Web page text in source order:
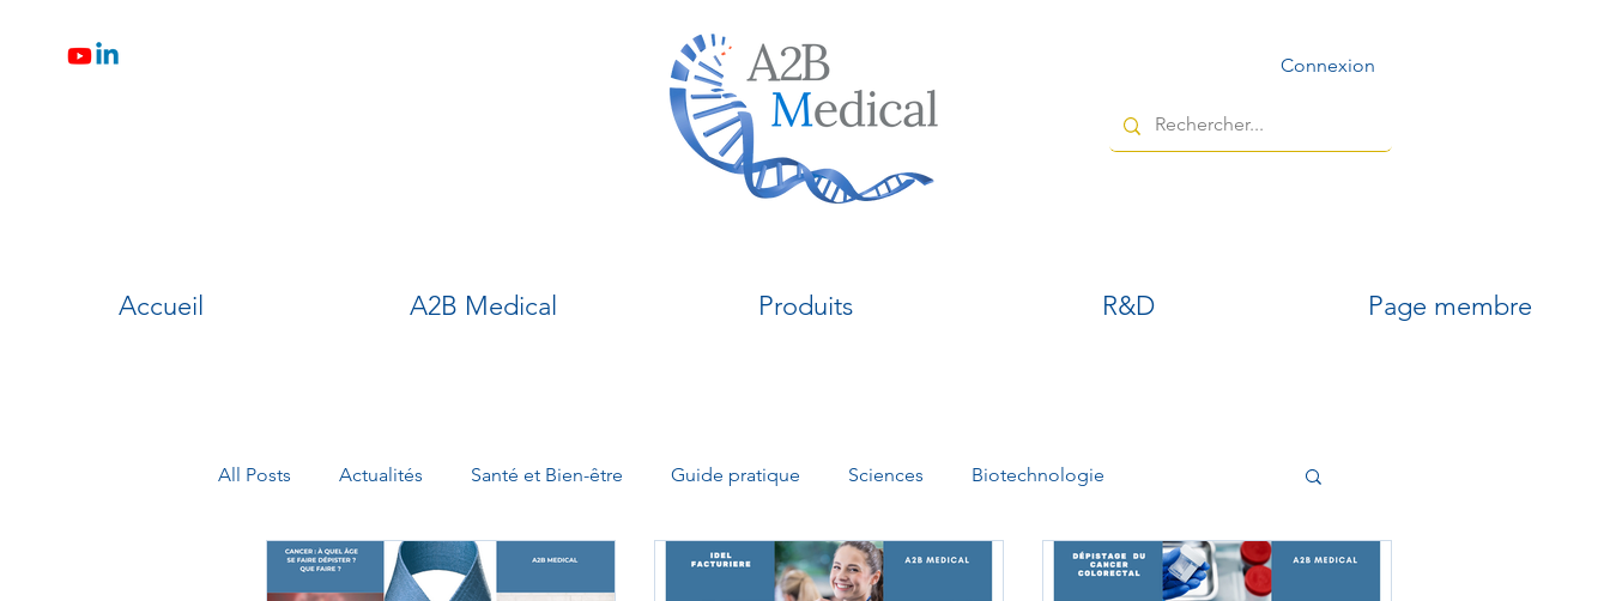
Connexion
Accueil A2B Medical Produits R&D Page membre
All Posts Actualités Santé et Bien-être Guide pratique Sciences Biotechnologie
Zoom sur les métiers de la santé